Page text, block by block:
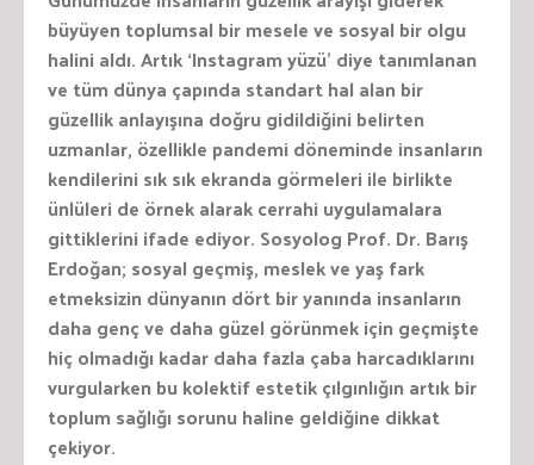
büyüyen toplumsal bir mesele ve sosyal bir olgu
halini aldı. Artık ‘Instagram yüzü’ diye tanımlanan
ve tüm dünya çapında standart hal alan bir
güzellik anlayışına doğru gidildiğini belirten
uzmanlar, özellikle pandemi döneminde insanların
kendilerini sık sık ekranda görmeleri ile birlikte
ünlüleri de örnek alarak cerrahi uygulamalara
gittiklerini ifade ediyor. Sosyolog Prof. Dr. Barış
Erdoğan; sosyal geçmiş, meslek ve yaş fark
etmeksizin dünyanın dört bir yanında insanların
daha genç ve daha güzel görünmek için geçmişte
hiç olmadığı kadar daha fazla çaba harcadıklarını
vurgularken bu kolektif estetik çılgınlığın artık bir
toplum sağlığı sorunu haline geldiğine dikkat
çekiyor.